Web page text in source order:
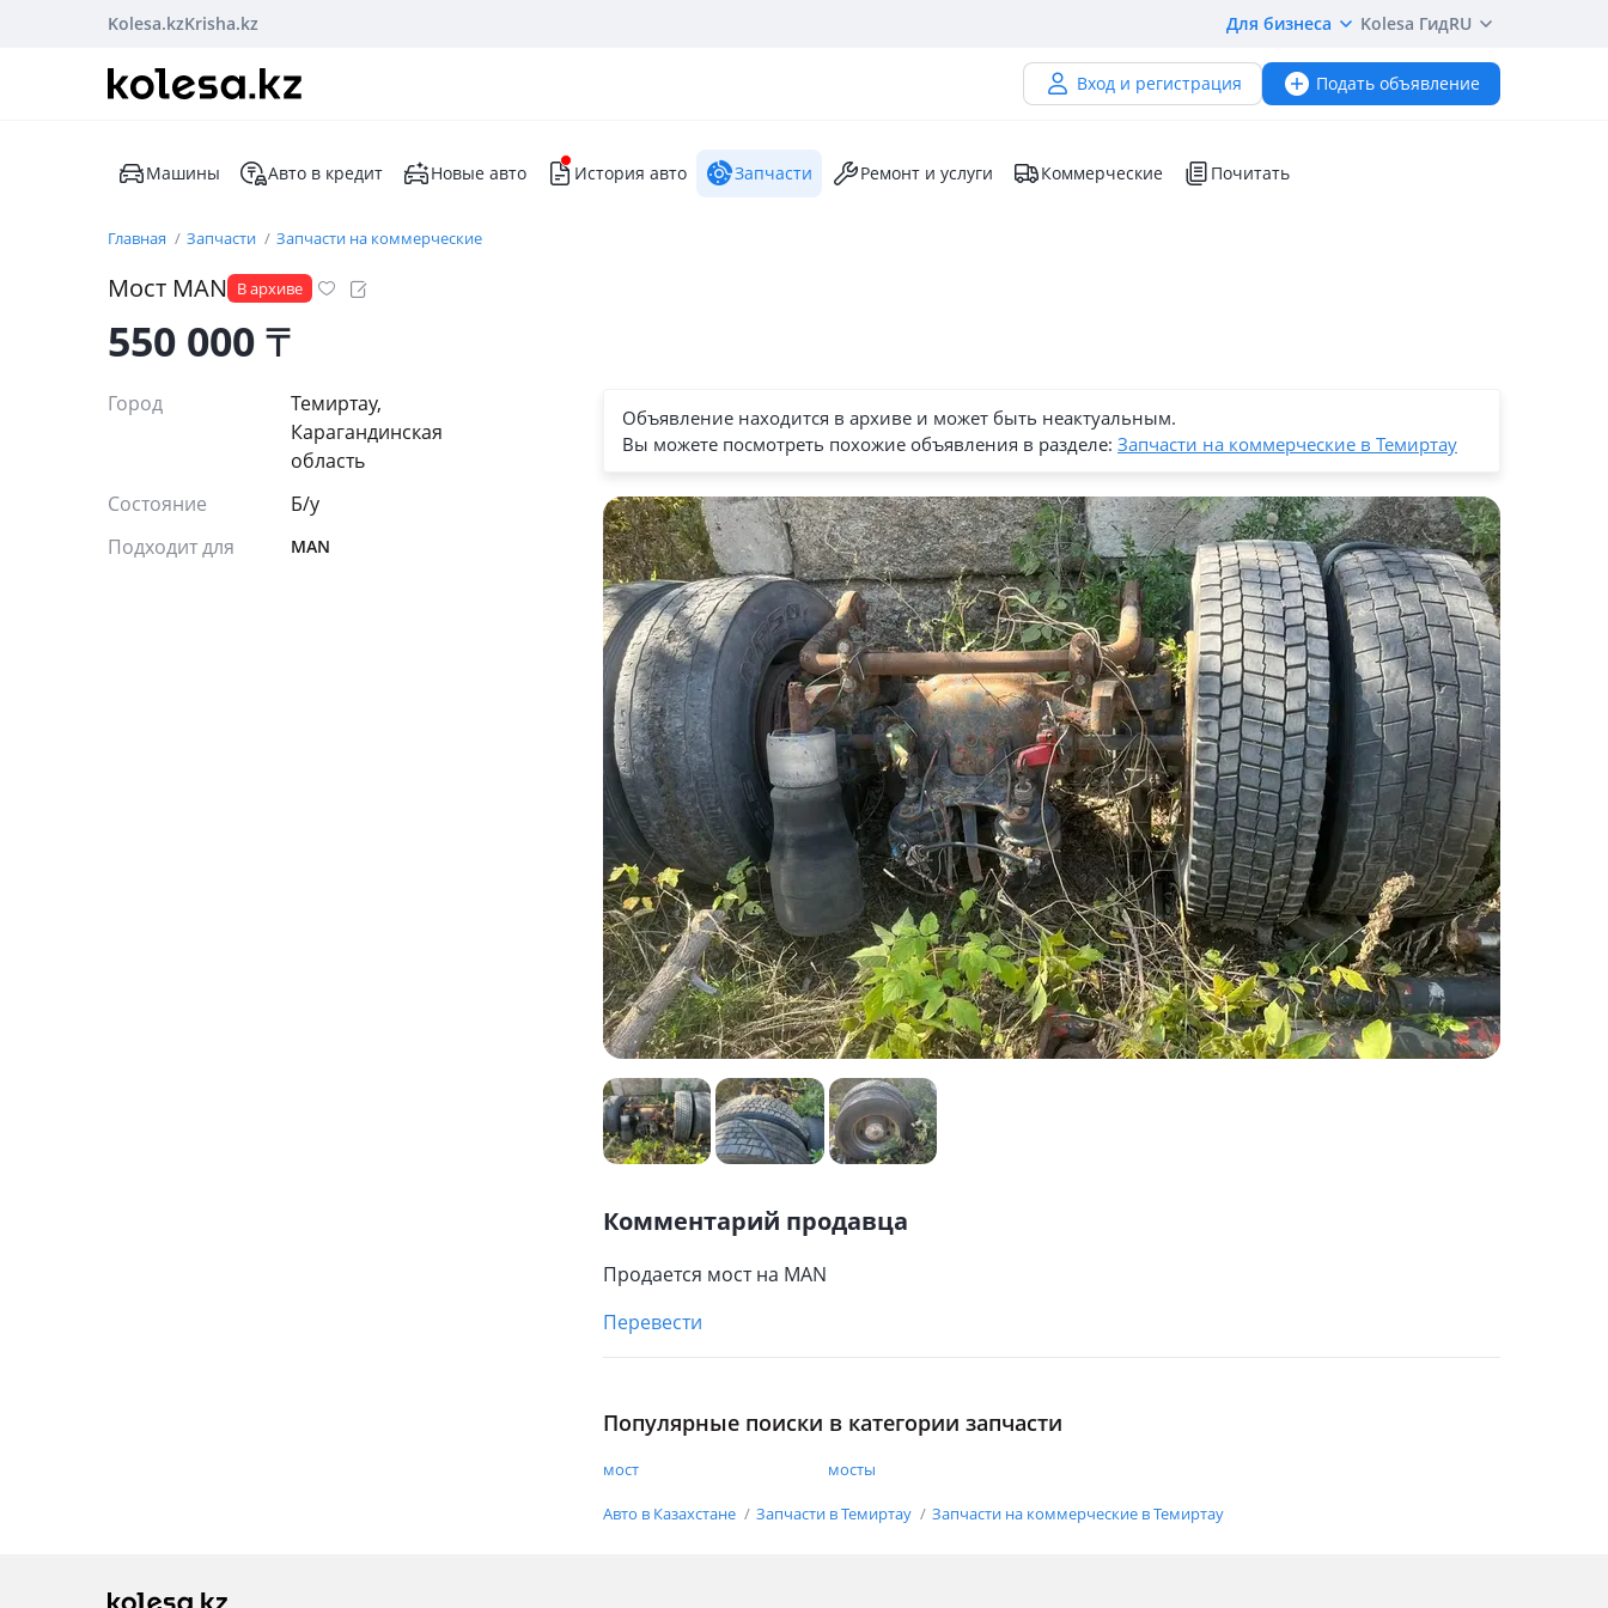
Kolesa.kzKrisha.kz Для бизнеса Kolesa ГидRU
Вход и регистрация Подать объявление
Машины Авто в кредит Новые авто История авто Запчасти Ремонт и услуги Коммерческие Почитать
Главная Запчасти Запчасти на коммерческие
Мост MAN В архиве
550 000₸
Город
Темиртау,
Карагандинская
область
Состояние
Б/y
Подходит для
MAN
Объявление находится в архиве и может быть неактуальным.
Вы можете посмотреть похожие объявления в разделе: Запчасти на коммерческие в Темиртау
Комментарий продавца
Продается мост на MAN
Перевести
Популярные поиски в категории запчасти
мост мосты
Авто в Казахстане Запчасти в Темиртау Запчасти на коммерческие в Темиртау